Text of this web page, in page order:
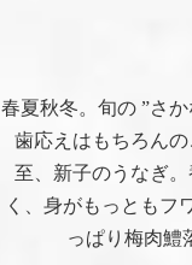
春夏秋冬。旬の ”さ
歯応えはもちろん
至、新子のうなぎ
く、身がもっともフ
っぱり梅肉鱧